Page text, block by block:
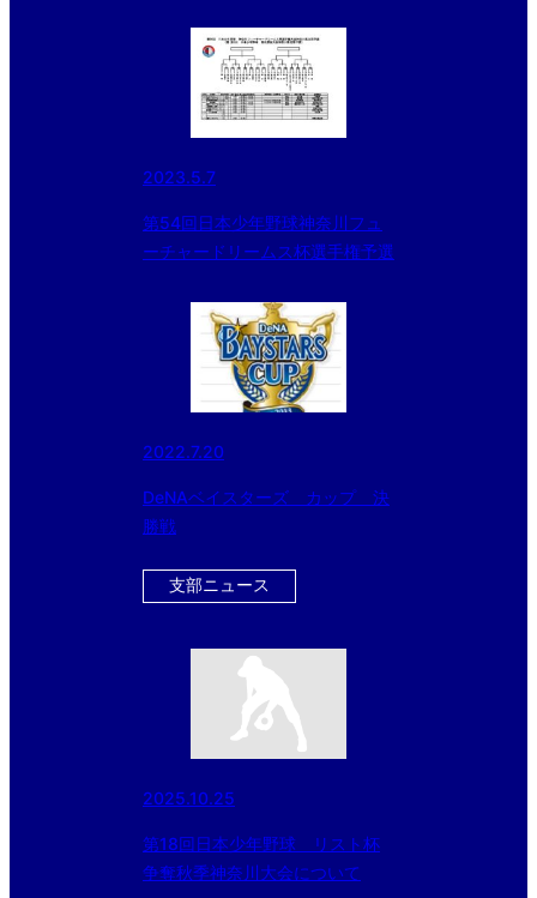
2023.5.7
第54回日本少年野球神奈川フュ
ーチャードリームス杯選手権予選
2022.7.20
DeNAベイスターズ カップ 決
勝戦
支部ニュース
2025.10.25
第18回日本少年野球 リスト杯
争奪秋季神奈川大会について